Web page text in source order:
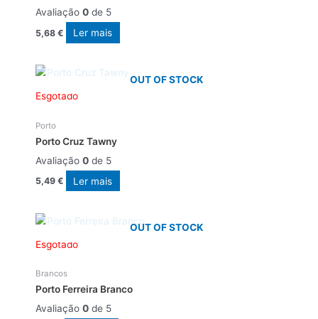
Avaliação 0 de 5
5,68 € Ler mais
OUT OF STOCK
Esgotado
Porto
Porto Cruz Tawny
Avaliação 0 de 5
5,49 € Ler mais
OUT OF STOCK
Esgotado
Brancos
Porto Ferreira Branco
Avaliação 0 de 5